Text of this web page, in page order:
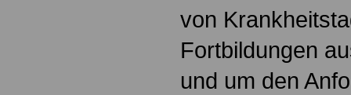
von
Fortbildungen
und um den